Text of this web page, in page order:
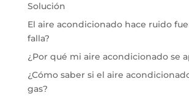
Solución
El aire acondicionado hace ruido
falla?
¿Por qué mi aire acondicionado se
¿Cómo saber si el aire
gas?